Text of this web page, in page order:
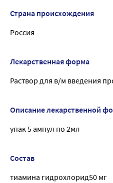
Страна происхождения
Россия
Лекарственная форма
Раствор для в/м введения
Описание лекарственной
упак 5 ампул по 2мл
Состав
тиамина гидрохлорид50 мг